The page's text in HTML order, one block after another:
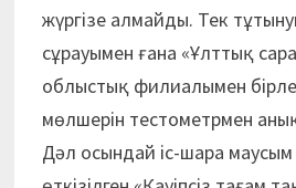
жүргізе алмайды. Тек
сұрауымен ғана «Ұлттық
облыстық филиалымен
мөлшерін тестометрмен
Дәл осындай іс-шара